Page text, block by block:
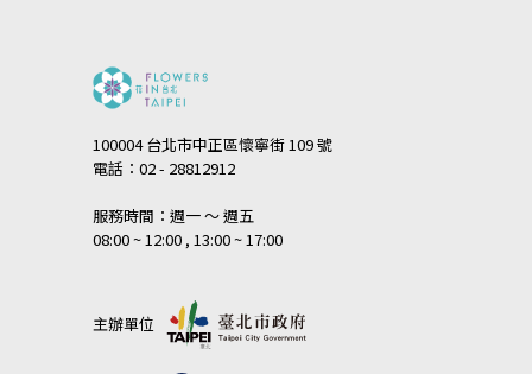
100004 台北市中正區懷寧街 109 號
電話：02 - 28812912
服務時間：週一 ～ 週五
08:00 ~ 12:00 , 13:00 ~ 17:00
主辦單位